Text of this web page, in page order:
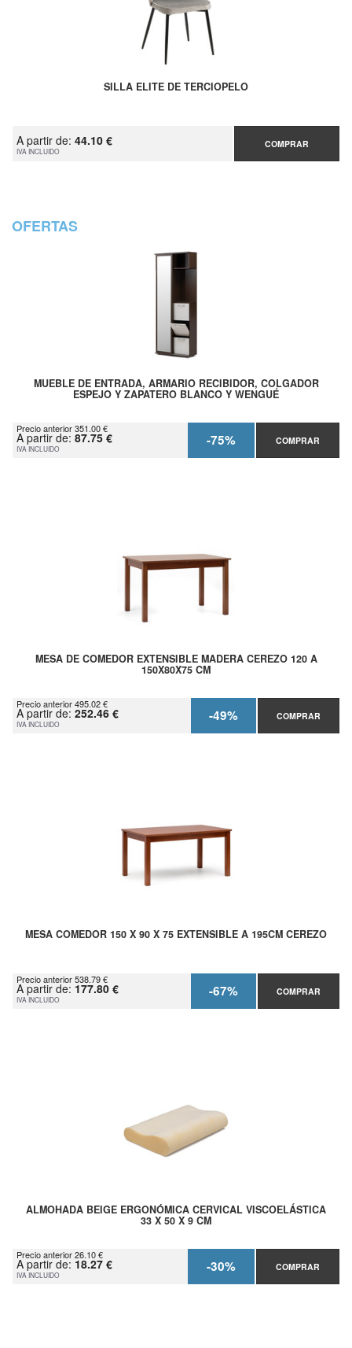
SILLA ELITE DE TERCIOPELO
A partir de: 44.10 €
IVA INCLUIDO
COMPRAR
OFERTAS
MUEBLE DE ENTRADA, ARMARIO RECIBIDOR, COLGADOR
ESPEJO Y ZAPATERO BLANCO Y WENGUÉ
Precio anterior 351.00 €
A partir de: 87.75 €
IVA INCLUIDO -75% COMPRAR
MESA DE COMEDOR EXTENSIBLE MADERA CEREZO 120 A
150X80X75 CM
Precio anterior 495.02 €
A partir de: 252.46 €
IVA INCLUIDO -49% COMPRAR
MESA COMEDOR 150 X 90 X 75 EXTENSIBLE A 195CM CEREZO
Precio anterior 538.79 €
A partir de: 177.80 €
IVA INCLUIDO -67% COMPRAR
ALMOHADA BEIGE ERGONÓMICA CERVICAL VISCOELÁSTICA
33 X 50 X 9 CM
Precio anterior 26.10 €
A partir de: 18.27 €
IVA INCLUIDO -30% COMPRAR